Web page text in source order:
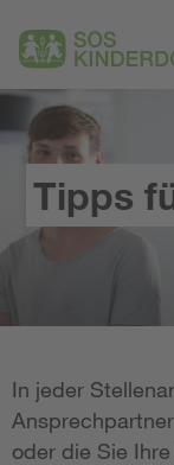
Tipps
In jeder
oder die Sie